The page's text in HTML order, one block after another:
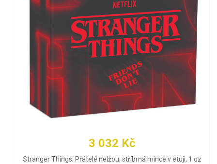
3 032 Kč
Stranger Things: Přátelé nelžou, stříbrná mince v etuji, 1 oz